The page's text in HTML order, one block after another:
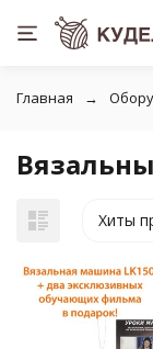
Главная
Хиты